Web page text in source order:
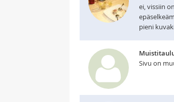
ei, vissiin
pieni
Sivu on